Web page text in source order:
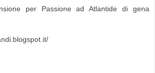
per Passione ad Atlantide di gena